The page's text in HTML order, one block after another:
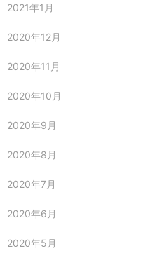
2021年1月
2020年12月
2020年11月
2020年10月
2020年9月
2020年8月
2020年7月
2020年6月
2020年5月